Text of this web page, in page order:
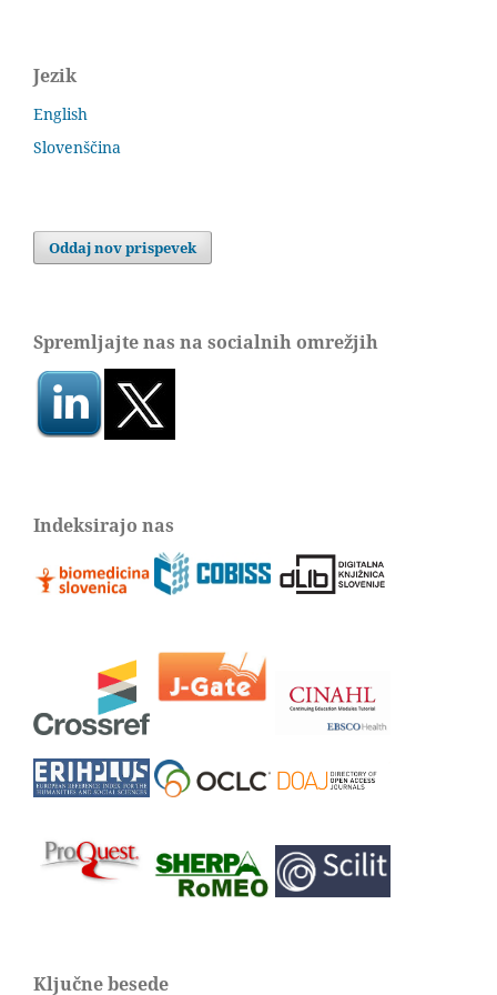
Jezik
English
Slovenščina
Oddaj nov prispevek
Spremljajte nas na socialnih omrežjih
Indeksirajo nas
Ključne besede